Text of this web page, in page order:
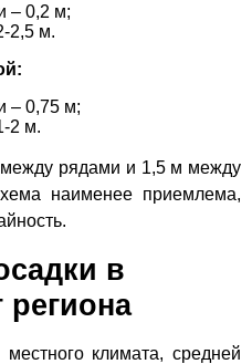
– 0,2 м;
2,5 м.
– 0,75 м;
2 м.
рядами и 1,5 м между
наименее приемлема,
в
региона
климата, средней